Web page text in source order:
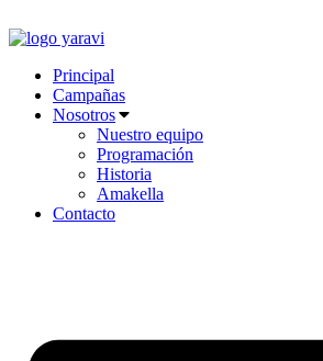
al
Principal
Campañas
Nosotros
Nuestro equipo
Programación
Historia
Amakella
Contacto